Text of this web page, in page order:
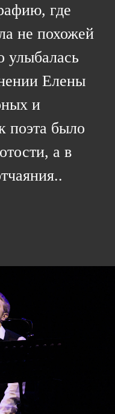
где
не похожей
улыбалась
Елены
и
поэта было
а в